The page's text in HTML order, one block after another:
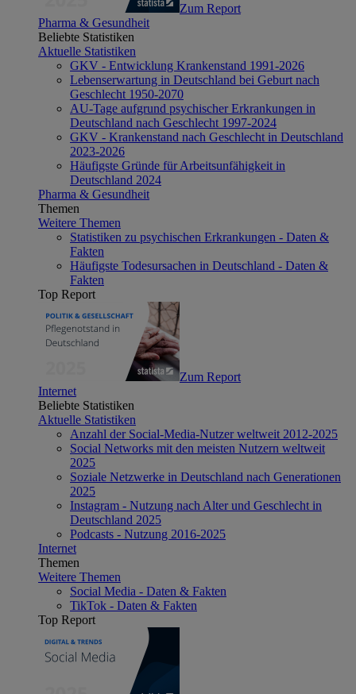
Zum Report
Pharma & Gesundheit
Beliebte Statistiken
Aktuelle Statistiken
GKV - Entwicklung Krankenstand 1991-2026
Lebenserwartung in Deutschland bei Geburt nach
Geschlecht 1950-2070
AU-Tage aufgrund psychischer Erkrankungen in
Deutschland nach Geschlecht 1997-2024
GKV - Krankenstand nach Geschlecht in Deutschland
2023-2026
Häufigste Gründe für Arbeitsunfähigkeit in
Deutschland 2024
Pharma & Gesundheit
Themen
Weitere Themen
Statistiken zu psychischen Erkrankungen - Daten &
Fakten
Häufigste Todesursachen in Deutschland - Daten &
Fakten
Top Report
Zum Report
Internet
Beliebte Statistiken
Aktuelle Statistiken
Anzahl der Social-Media-Nutzer weltweit 2012-2025
Social Networks mit den meisten Nutzern weltweit
2025
Soziale Netzwerke in Deutschland nach Generationen
2025
Instagram - Nutzung nach Alter und Geschlecht in
Deutschland 2025
Podcasts - Nutzung 2016-2025
Internet
Themen
Weitere Themen
Social Media - Daten & Fakten
TikTok - Daten & Fakten
Top Report